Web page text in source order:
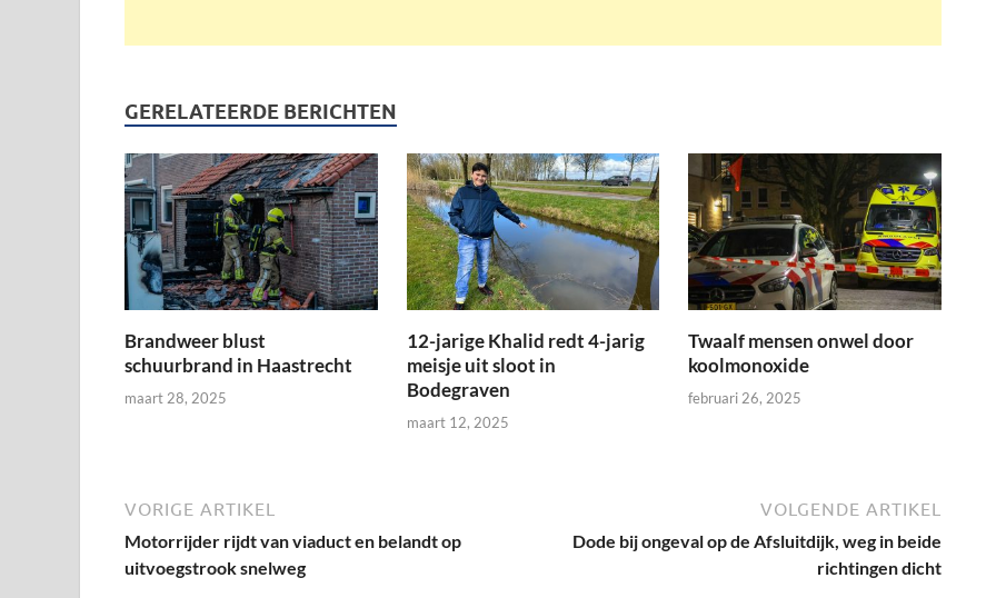
GERELATEERDE BERICHTEN
Brandweer blust
schuurbrand in Haastrecht
maart 28, 2025
12-jarige Khalid redt 4-jarig
meisje uit sloot in
Bodegraven
maart 12, 2025
Twaalf mensen onwel door
koolmonoxide
februari 26, 2025
VORIGE ARTIKEL
Motorrijder rijdt van viaduct en belandt op
uitvoegstrook snelweg
VOLGENDE ARTIKEL
Dode bij ongeval op de Afsluitdijk, weg in beide
richtingen dicht